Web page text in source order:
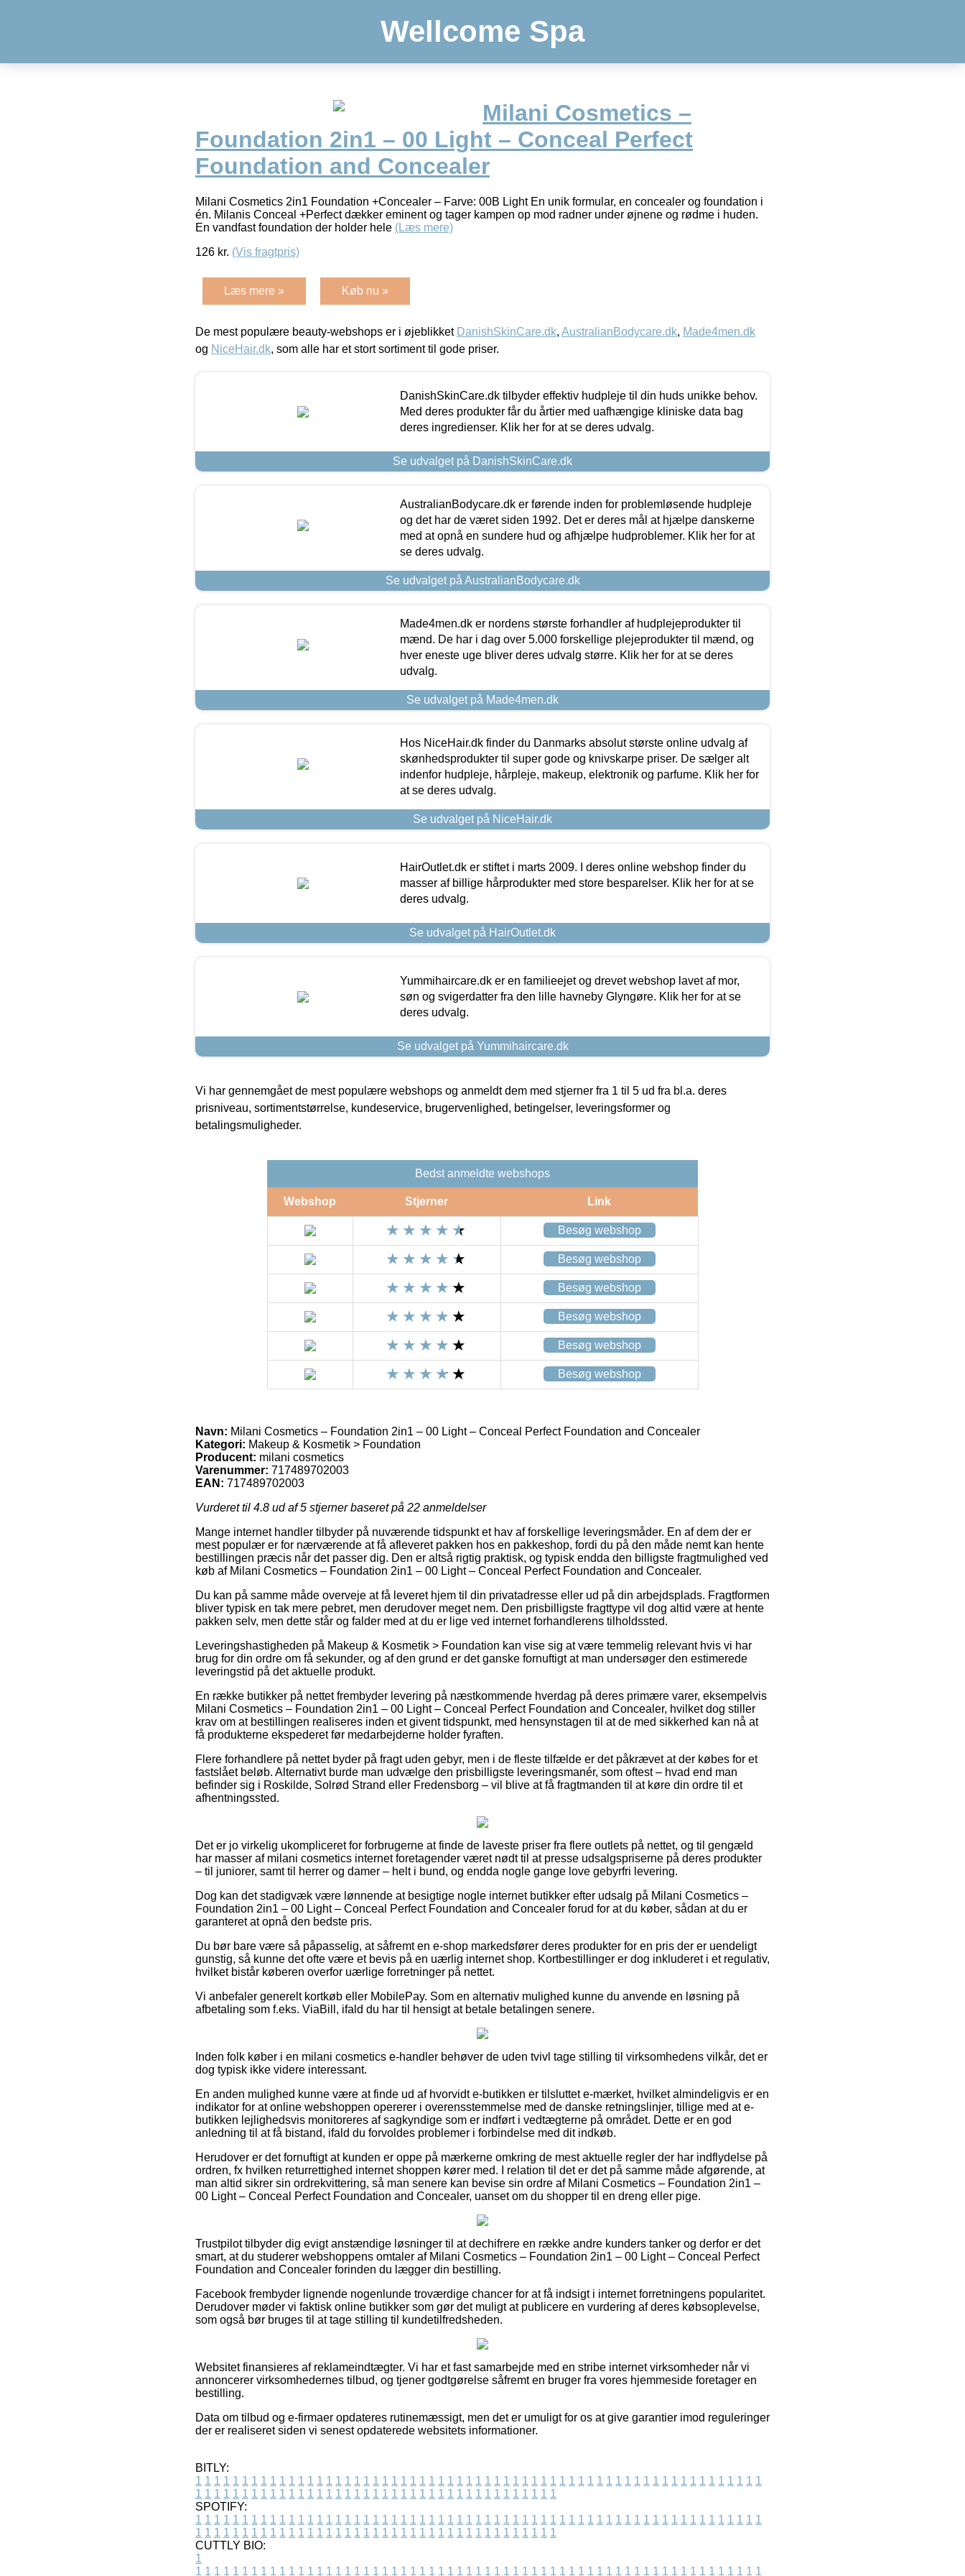
Wellcome Spa
Milani Cosmetics –
Foundation 2in1 – 00 Light – Conceal Perfect
Foundation and Concealer
Milani Cosmetics 2in1 Foundation +Concealer – Farve: 00B Light En unik formular, en concealer og foundation i
én. Milanis Conceal +Perfect dækker eminent og tager kampen op mod radner under øjnene og rødme i huden.
En vandfast foundation der holder hele (Læs mere)
126 kr. (Vis fragtpris)
Læs mere » Køb nu »
De mest populære beauty-webshops er i øjeblikket DanishSkinCare.dk, AustralianBodycare.dk, Made4men.dk
og NiceHair.dk, som alle har et stort sortiment til gode priser.
DanishSkinCare.dk tilbyder effektiv hudpleje til din huds unikke behov.
Med deres produkter får du årtier med uafhængige kliniske data bag
deres ingredienser. Klik her for at se deres udvalg.
Se udvalget på DanishSkinCare.dk
AustralianBodycare.dk er førende inden for problemløsende hudpleje
og det har de været siden 1992. Det er deres mål at hjælpe danskerne
med at opnå en sundere hud og afhjælpe hudproblemer. Klik her for at
se deres udvalg.
Se udvalget på AustralianBodycare.dk
Made4men.dk er nordens største forhandler af hudplejeprodukter til
mænd. De har i dag over 5.000 forskellige plejeprodukter til mænd, og
hver eneste uge bliver deres udvalg større. Klik her for at se deres
udvalg.
Se udvalget på Made4men.dk
Hos NiceHair.dk finder du Danmarks absolut største online udvalg af
skønhedsprodukter til super gode og knivskarpe priser. De sælger alt
indenfor hudpleje, hårpleje, makeup, elektronik og parfume. Klik her for
at se deres udvalg.
Se udvalget på NiceHair.dk
HairOutlet.dk er stiftet i marts 2009. I deres online webshop finder du
masser af billige hårprodukter med store besparelser. Klik her for at se
deres udvalg.
Se udvalget på HairOutlet.dk
Yummihaircare.dk er en familieejet og drevet webshop lavet af mor,
søn og svigerdatter fra den lille havneby Glyngøre. Klik her for at se
deres udvalg.
Se udvalget på Yummihaircare.dk
Vi har gennemgået de mest populære webshops og anmeldt dem med stjerner fra 1 til 5 ud fra bl.a. deres
prisniveau, sortimentstørrelse, kundeservice, brugervenlighed, betingelser, leveringsformer og
betalingsmuligheder.
Bedst anmeldte webshops
Webshop Stjerner Link
Besøg webshop
Besøg webshop
Besøg webshop
Besøg webshop
Besøg webshop
Besøg webshop
Navn: Milani Cosmetics – Foundation 2in1 – 00 Light – Conceal Perfect Foundation and Concealer
Kategori: Makeup & Kosmetik > Foundation
Producent: milani cosmetics
Varenummer: 717489702003
EAN: 717489702003
Vurderet til 4.8 ud af 5 stjerner baseret på 22 anmeldelser
Mange internet handler tilbyder på nuværende tidspunkt et hav af forskellige leveringsmåder. En af dem der er
mest populær er for nærværende at få afleveret pakken hos en pakkeshop, fordi du på den måde nemt kan hente
bestillingen præcis når det passer dig. Den er altså rigtig praktisk, og typisk endda den billigste fragtmulighed ved
køb af Milani Cosmetics – Foundation 2in1 – 00 Light – Conceal Perfect Foundation and Concealer.
Du kan på samme måde overveje at få leveret hjem til din privatadresse eller ud på din arbejdsplads. Fragtformen
bliver typisk en tak mere pebret, men derudover meget nem. Den prisbilligste fragttype vil dog altid være at hente
pakken selv, men dette står og falder med at du er lige ved internet forhandlerens tilholdssted.
Leveringshastigheden på Makeup & Kosmetik > Foundation kan vise sig at være temmelig relevant hvis vi har
brug for din ordre om få sekunder, og af den grund er det ganske fornuftigt at man undersøger den estimerede
leveringstid på det aktuelle produkt.
En række butikker på nettet frembyder levering på næstkommende hverdag på deres primære varer, eksempelvis
Milani Cosmetics – Foundation 2in1 – 00 Light – Conceal Perfect Foundation and Concealer, hvilket dog stiller
krav om at bestillingen realiseres inden et givent tidspunkt, med hensynstagen til at de med sikkerhed kan nå at
få produkterne ekspederet før medarbejderne holder fyraften.
Flere forhandlere på nettet byder på fragt uden gebyr, men i de fleste tilfælde er det påkrævet at der købes for et
fastslået beløb. Alternativt burde man udvælge den prisbilligste leveringsmanér, som oftest – hvad end man
befinder sig i Roskilde, Solrød Strand eller Fredensborg – vil blive at få fragtmanden til at køre din ordre til et
afhentningssted.
Det er jo virkelig ukompliceret for forbrugerne at finde de laveste priser fra flere outlets på nettet, og til gengæld
har masser af milani cosmetics internet foretagender været nødt til at presse udsalgspriserne på deres produkter
– til juniorer, samt til herrer og damer – helt i bund, og endda nogle gange love gebyrfri levering.
Dog kan det stadigvæk være lønnende at besigtige nogle internet butikker efter udsalg på Milani Cosmetics –
Foundation 2in1 – 00 Light – Conceal Perfect Foundation and Concealer forud for at du køber, sådan at du er
garanteret at opnå den bedste pris.
Du bør bare være så påpasselig, at såfremt en e-shop markedsfører deres produkter for en pris der er uendeligt
gunstig, så kunne det ofte være et bevis på en uærlig internet shop. Kortbestillinger er dog inkluderet i et regulativ,
hvilket bistår køberen overfor uærlige forretninger på nettet.
Vi anbefaler generelt kortkøb eller MobilePay. Som en alternativ mulighed kunne du anvende en løsning på
afbetaling som f.eks. ViaBill, ifald du har til hensigt at betale betalingen senere.
Inden folk køber i en milani cosmetics e-handler behøver de uden tvivl tage stilling til virksomhedens vilkår, det er
dog typisk ikke videre interessant.
En anden mulighed kunne være at finde ud af hvorvidt e-butikken er tilsluttet e-mærket, hvilket almindeligvis er en
indikator for at online webshoppen opererer i overensstemmelse med de danske retningslinjer, tillige med at e-
butikken lejlighedsvis monitoreres af sagkyndige som er indført i vedtægterne på området. Dette er en god
anledning til at få bistand, ifald du forvoldes problemer i forbindelse med dit indkøb.
Herudover er det fornuftigt at kunden er oppe på mærkerne omkring de mest aktuelle regler der har indflydelse på
ordren, fx hvilken returrettighed internet shoppen kører med. I relation til det er det på samme måde afgørende, at
man altid sikrer sin ordrekvittering, så man senere kan bevise sin ordre af Milani Cosmetics – Foundation 2in1 –
00 Light – Conceal Perfect Foundation and Concealer, uanset om du shopper til en dreng eller pige.
Trustpilot tilbyder dig evigt anstændige løsninger til at dechifrere en række andre kunders tanker og derfor er det
smart, at du studerer webshoppens omtaler af Milani Cosmetics – Foundation 2in1 – 00 Light – Conceal Perfect
Foundation and Concealer forinden du lægger din bestilling.
Facebook frembyder lignende nogenlunde troværdige chancer for at få indsigt i internet forretningens popularitet.
Derudover møder vi faktisk online butikker som gør det muligt at publicere en vurdering af deres købsoplevelse,
som også bør bruges til at tage stilling til kundetilfredsheden.
Websitet finansieres af reklameindtægter. Vi har et fast samarbejde med en stribe internet virksomheder når vi
annoncerer virksomhedernes tilbud, og tjener godtgørelse såfremt en bruger fra vores hjemmeside foretager en
bestilling.
Data om tilbud og e-firmaer opdateres rutinemæssigt, men det er umuligt for os at give garantier imod reguleringer
der er realiseret siden vi senest opdaterede websitets informationer.
BITLY:
1 1 1 1 1 1 1 1 1 1 1 1 1 1 1 1 1 1 1 1 1 1 1 1 1 1 1 1 1 1 1 1 1 1 1 1 1 1 1 1 1 1 1 1 1 1 1 1 1 1 1 1 1 1 1 1 1 1 1 1 1
1 1 1 1 1 1 1 1 1 1 1 1 1 1 1 1 1 1 1 1 1 1 1 1 1 1 1 1 1 1 1 1 1 1 1 1 1 1 1
SPOTIFY:
1 1 1 1 1 1 1 1 1 1 1 1 1 1 1 1 1 1 1 1 1 1 1 1 1 1 1 1 1 1 1 1 1 1 1 1 1 1 1 1 1 1 1 1 1 1 1 1 1 1 1 1 1 1 1 1 1 1 1 1 1
1 1 1 1 1 1 1 1 1 1 1 1 1 1 1 1 1 1 1 1 1 1 1 1 1 1 1 1 1 1 1 1 1 1 1 1 1 1 1
CUTTLY BIO:
1
1 1 1 1 1 1 1 1 1 1 1 1 1 1 1 1 1 1 1 1 1 1 1 1 1 1 1 1 1 1 1 1 1 1 1 1 1 1 1 1 1 1 1 1 1 1 1 1 1 1 1 1 1 1 1 1 1 1 1 1 1